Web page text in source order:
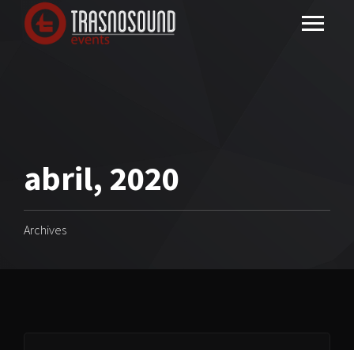
abril, 2020
Archives